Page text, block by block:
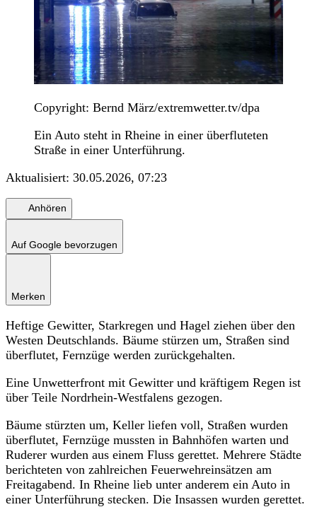
Copyright: Bernd März/extremwetter.tv/dpa
Ein Auto steht in Rheine in einer überfluteten
Straße in einer Unterführung.
Aktualisiert: 30.05.2026, 07:23
Anhören
Auf Google bevorzugen
Merken
Heftige Gewitter, Starkregen und Hagel ziehen über den
Westen Deutschlands. Bäume stürzen um, Straßen sind
überflutet, Fernzüge werden zurückgehalten.
Eine Unwetterfront mit Gewitter und kräftigem Regen ist
über Teile Nordrhein-Westfalens gezogen.
Bäume stürzten um, Keller liefen voll, Straßen wurden
überflutet, Fernzüge mussten in Bahnhöfen warten und
Ruderer wurden aus einem Fluss gerettet. Mehrere Städte
berichteten von zahlreichen Feuerwehreinsätzen am
Freitagabend. In Rheine lieb unter anderem ein Auto in
einer Unterführung stecken. Die Insassen wurden gerettet.